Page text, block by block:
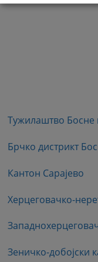
Тужилаштво Босне
Брчко дистрикт
Кантон Сарајево
Херцеговачко-
Зеничко-добојски